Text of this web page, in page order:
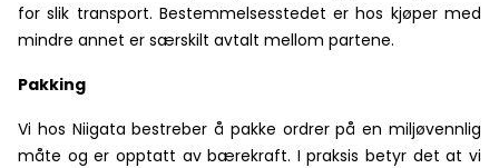
for slik transport. Bestemmelsesstedet er hos kjøper med
mindre annet er særskilt avtalt mellom partene.
Pakking
Vi hos Niigata bestreber å pakke ordrer på en miljøvennlig
måte og er opptatt av bærekraft. I praksis betyr det at vi